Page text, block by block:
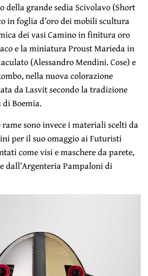
della grande sedia Scivolavo (Short
in foglia d’oro dei mobili scultura
dei vasi Camino in finitura oro
e la miniatura Proust Marieda in
(Alessandro Mendini. Cose) e
nella nuova colorazione
da Lasvit secondo la tradizione
Boemia.
sono invece i materiali scelti da
per il suo omaggio ai Futuristi
come visi e maschere da parete,
dall’Argenteria Pampaloni di